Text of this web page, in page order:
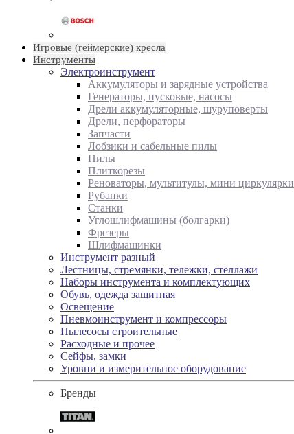
Игровые (геймерские) кресла
Инструменты
Электроинструмент
Аккумуляторы и зарядные устройства
Генераторы, пусковые, насосы
Дрели аккумуляторные, шуруповерты
Дрели, перфораторы
Запчасти
Лобзики и сабельные пилы
Пилы
Плиткорезы
Реноваторы, мультитулы, мини циркулярки
Рубанки
Станки
Углошлифмашины (болгарки)
Фрезеры
Шлифмашинки
Инструмент разный
Лестницы, стремянки, тележки, стеллажи
Наборы инструмента и комплектующих
Обувь, одежда защитная
Освещение
Пневмоинструмент и компрессоры
Пылесосы строительные
Расходные и прочее
Сейфы, замки
Уровни и измерительное оборудование
Бренды